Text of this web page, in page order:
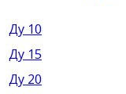
Ду 10
Ду 15
Ду 20